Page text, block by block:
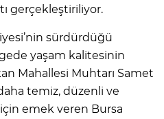
gerçekleştiriliyor.
sürdürdüğü
yaşam kalitesinin
Mahallesi Muhtarı Samet
temiz, düzenli ve
emek veren Bursa